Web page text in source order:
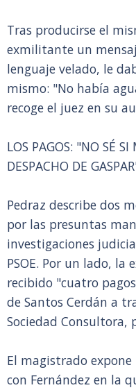
Tras producirse el
exmilitante un
lenguaje velado, le
mismo: "No había
recoge el juez en su
LOS PAGOS: "NO SÉ
DESPACHO DE
Pedraz describe dos
por las presuntas
investigaciones
PSOE. Por un lado,
recibido "cuatro
de Santos Cerdán a
Sociedad Consultora,
El magistrado expone
con Fernández en la